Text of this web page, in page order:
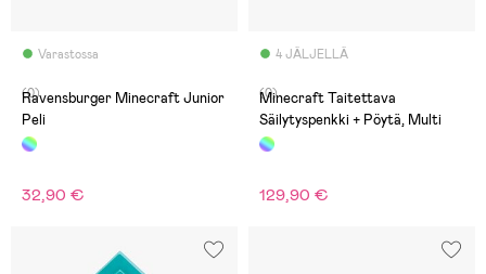
Varastossa
(0)
Ravensburger Minecraft Junior
Peli
32,90 €
4 JÄLJELLÄ
(0)
Minecraft Taitettava
Säilytyspenkki + Pöytä, Multi
129,90 €